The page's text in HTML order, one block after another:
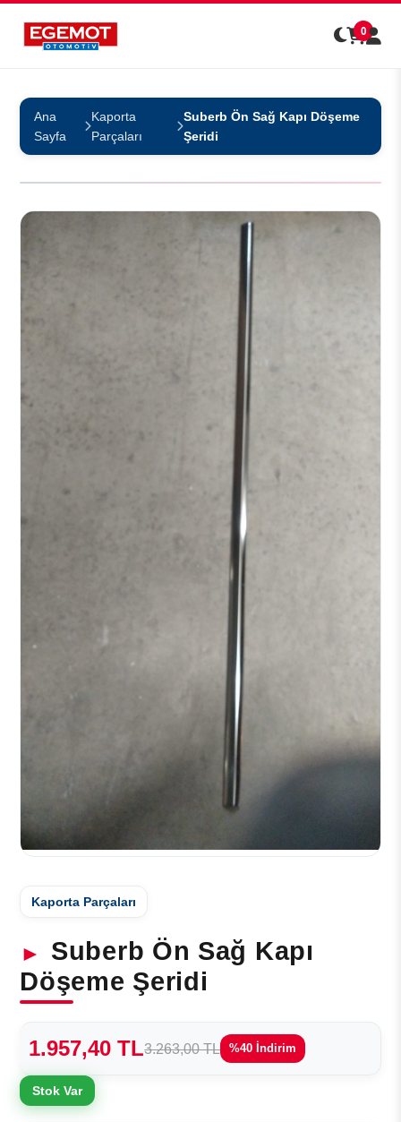
0
Ana
Sayfa
Kaporta
Parçaları
Suberb Ön Sağ Kapı Döşeme
Şeridi
Kaporta Parçaları
Suberb Ön Sağ Kapı
Döşeme Şeridi
1.957,40 TL3.263,00 TL %40 İndirim
Stok Var